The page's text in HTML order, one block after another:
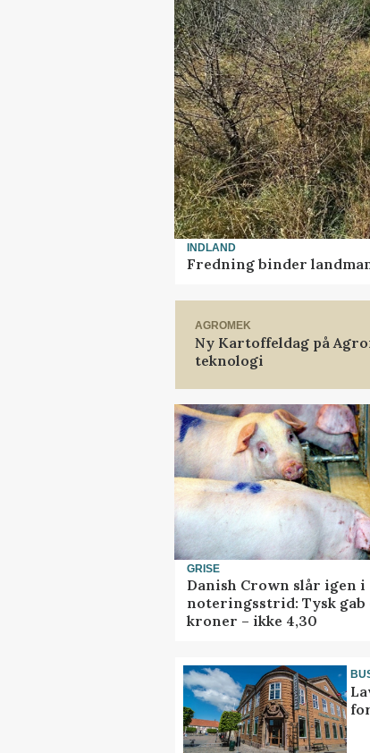
INDLAND
Fredning binder
AGROMEK
Ny Kartoffeldag på
teknologi
GRISE
Danish Crown slår igen i
noteringsstrid: Tysk gab
kroner – ikke 4,30